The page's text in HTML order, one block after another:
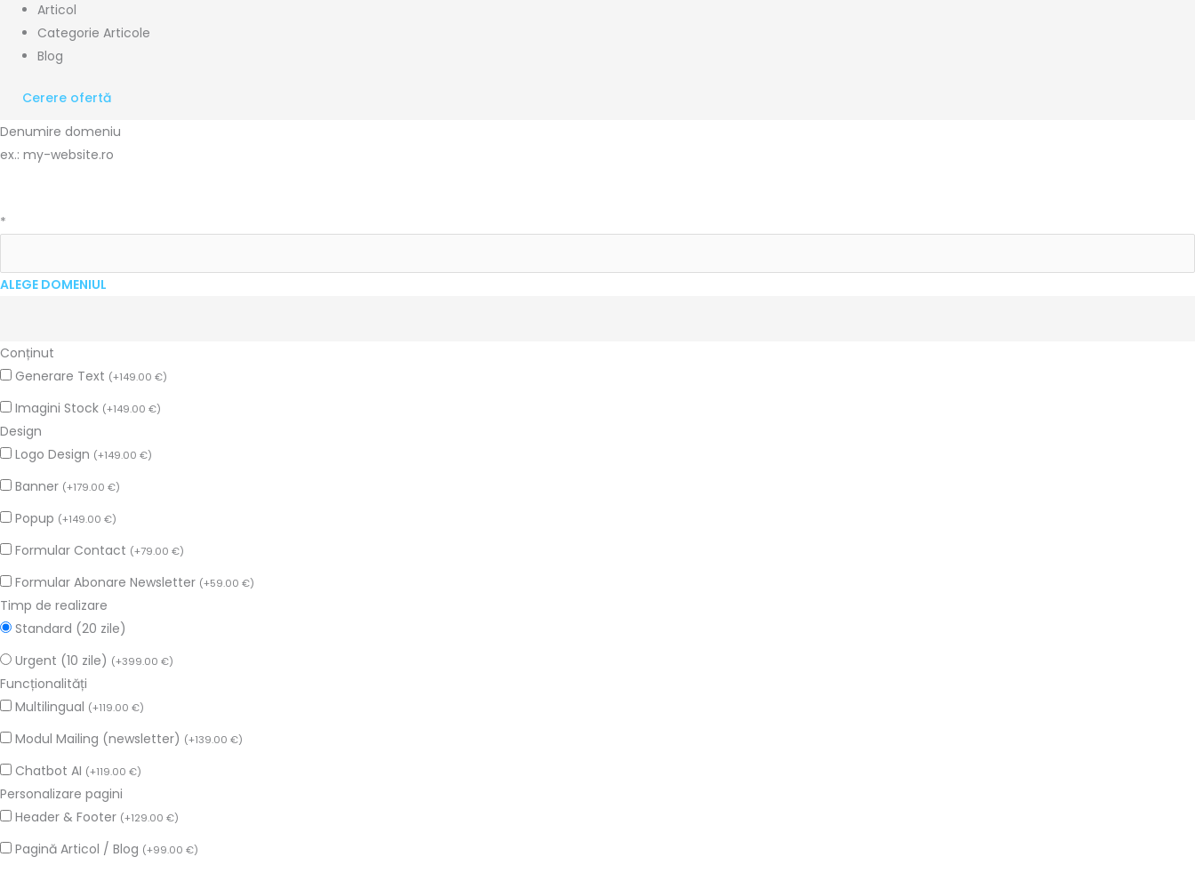
Articol
Categorie Articole
Blog
Cerere ofertă
Denumire domeniu
ex.: my-website.ro
*
ALEGE DOMENIUL
Conținut
Generare Text (+149.00 €)
Imagini Stock (+149.00 €)
Design
Logo Design (+149.00 €)
Banner (+179.00 €)
Popup (+149.00 €)
Formular Contact (+79.00 €)
Formular Abonare Newsletter (+59.00 €)
Timp de realizare
Standard (20 zile)
Urgent (10 zile) (+399.00 €)
Funcționalități
Multilingual (+119.00 €)
Modul Mailing (newsletter) (+139.00 €)
Chatbot AI (+119.00 €)
Personalizare pagini
Header & Footer (+129.00 €)
Pagină Articol / Blog (+99.00 €)